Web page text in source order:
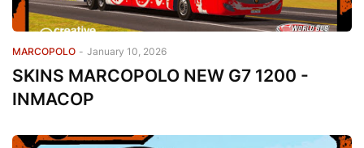
MARCOPOLO - January 10, 2026
SKINS MARCOPOLO NEW G7 1200 -
INMACOP